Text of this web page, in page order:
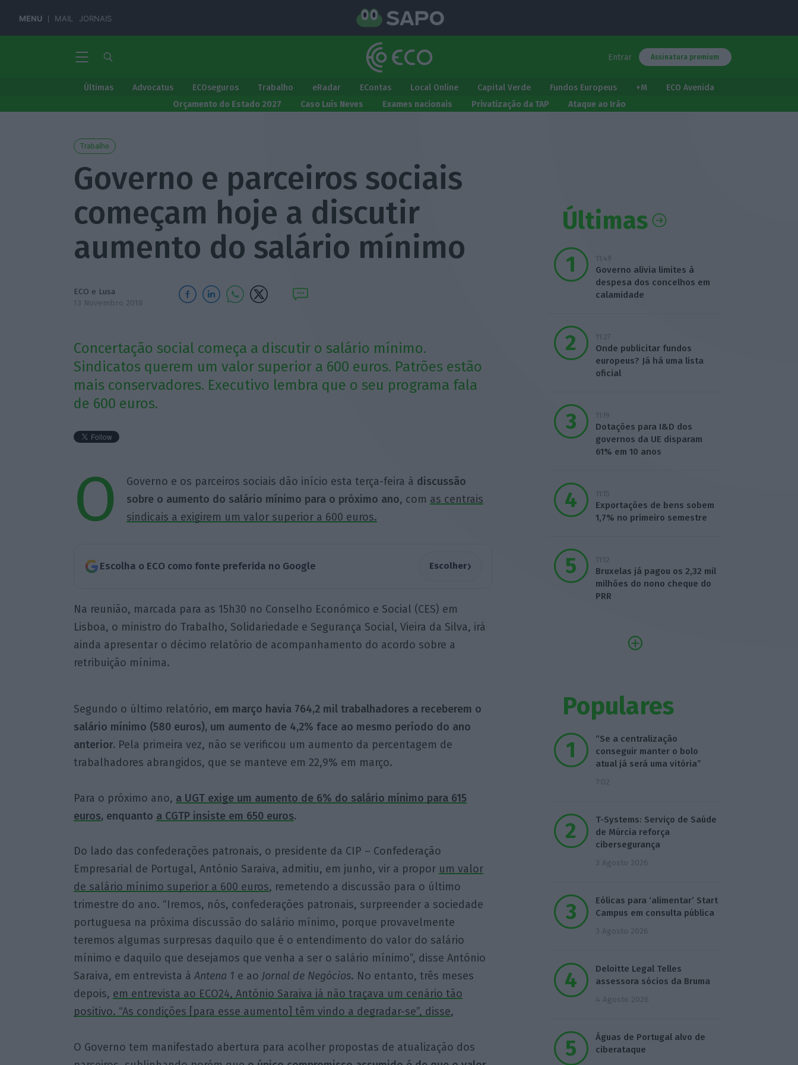
MENU MAIL JORNAIS
Entrar Assinatura premium
Últimas Advocatus ECOseguros Trabalho eRadar EContas Local Online Capital Verde Fundos Europeus +M
ECO Avenida
Orçamento do Estado 2027
Caso Luís Neves Exames nacionais Privatização da TAP Ataque ao Irão
Trabalho
Governo e parceiros sociais
começam hoje a discutir
aumento do salário mínimo
ECO e Lusa
13 Novembro 2018
Concertação social começa a discutir o salário mínimo.
Sindicatos querem um valor superior a 600 euros. Patrões estão
mais conservadores. Executivo lembra que o seu programa fala
de 600 euros.
O Governo e os parceiros sociais dão início esta terça-feira à discussão
sobre o aumento do salário mínimo para o próximo ano, com as centrais
sindicais a exigirem um valor superior a 600 euros.
Escolha o ECO como fonte preferida no Google Escolher›
Na reunião, marcada para as 15h30 no Conselho Económico e Social (CES) em
Lisboa, o ministro do Trabalho, Solidariedade e Segurança Social, Vieira da Silva, irá
ainda apresentar o décimo relatório de acompanhamento do acordo sobre a
retribuição mínima.
Segundo o último relatório, em março havia 764,2 mil trabalhadores a receberem o
salário mínimo (580 euros), um aumento de 4,2% face ao mesmo período do ano
anterior. Pela primeira vez, não se verificou um aumento da percentagem de
trabalhadores abrangidos, que se manteve em 22,9% em março.
Para o próximo ano, a UGT exige um aumento de 6% do salário mínimo para 615
euros, enquanto a CGTP insiste em 650 euros.
Do lado das confederações patronais, o presidente da CIP – Confederação
Empresarial de Portugal, António Saraiva, admitiu, em junho, vir a propor um valor
de salário mínimo superior a 600 euros, remetendo a discussão para o último
trimestre do ano. “Iremos, nós, confederações patronais, surpreender a sociedade
portuguesa na próxima discussão do salário mínimo, porque provavelmente
teremos algumas surpresas daquilo que é o entendimento do valor do salário
mínimo e daquilo que desejamos que venha a ser o salário mínimo”, disse António
Saraiva, em entrevista à Antena 1 e ao Jornal de Negócios. No entanto, três meses
depois, em entrevista ao ECO24, António Saraiva já não traçava um cenário tão
positivo. “As condições [para esse aumento] têm vindo a degradar-se”, disse,
O Governo tem manifestado abertura para acolher propostas de atualização dos
Últimas
11:49
Governo alivia limites à
despesa dos concelhos em
calamidade
11:27
Onde publicitar fundos
europeus? Já há uma lista
oficial
11:19
Dotações para I&D dos
governos da UE disparam
61% em 10 anos
11:15
Exportações de bens sobem
1,7% no primeiro semestre
11:12
Bruxelas já pagou os 2,32 mil
milhões do nono cheque do
PRR
Populares
“Se a centralização
conseguir manter o bolo
atual já será uma vitória”
7:02
T-Systems: Serviço de Saúde
de Múrcia reforça
cibersegurança
3 Agosto 2026
Eólicas para ‘alimentar’ Start
Campus em consulta pública
3 Agosto 2026
Deloitte Legal Telles
assessora sócios da Bruma
4 Agosto 2026
Águas de Portugal alvo de
ciberataque